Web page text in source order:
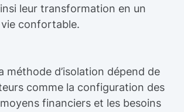
leur transformation en un
confortable.
méthode d’isolation dépend de
comme la configuration des
financiers et les besoins